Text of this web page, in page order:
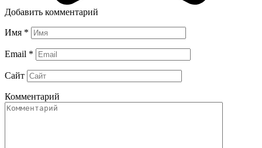
Добавить комментарий
Имя *
Email *
Сайт
Комментарий